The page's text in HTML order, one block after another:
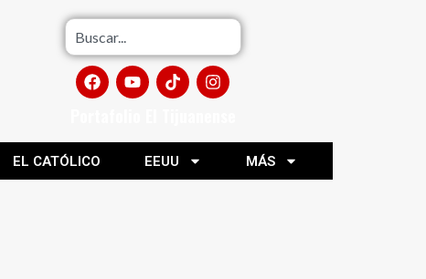
EL CATÓLICO EEUU MÁS